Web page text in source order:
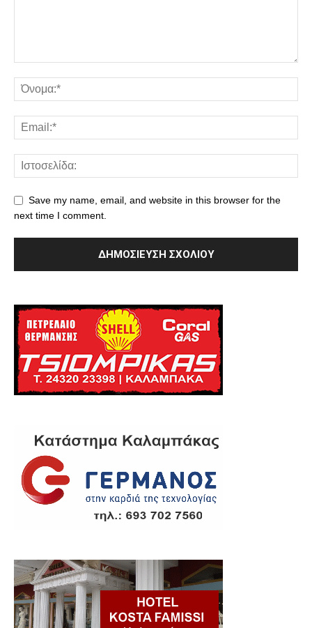
Save my name, email, and website in this browser for the
next time I comment.